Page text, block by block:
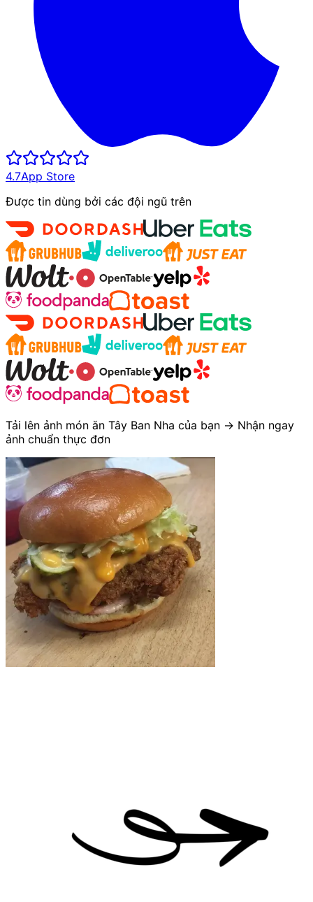
4.7App Store
Được tin dùng bởi các đội ngũ trên
Tải lên ảnh món ăn Tây Ban Nha của bạn → Nhận ngay
ảnh chuẩn thực đơn